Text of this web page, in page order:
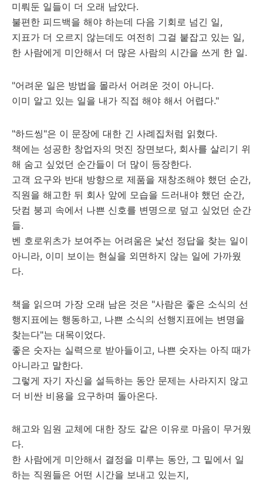
미뤄둔 일들이 더 오래 남았다.
불편한 피드백을 해야 하는데 다음 기회로 넘긴 일,
지표가 더 오르지 않는데도 여전히 그걸 붙잡고 있는 일,
한 사람에게 미안해서 더 많은 사람의 시간을 쓰게 한 일.
"어려운 일은 방법을 몰라서 어려운 것이 아니다.
이미 알고 있는 일을 내가 직접 해야 해서 어렵다."
"하드씽"은 이 문장에 대한 긴 사례집처럼 읽혔다.
책에는 성공한 창업자의 멋진 장면보다, 회사를 살리기 위
해 숨고 싶었던 순간들이 더 많이 등장한다.
고객 요구와 반대 방향으로 제품을 재창조해야 했던 순간,
직원을 해고한 뒤 회사 앞에 모습을 드러내야 했던 순간,
닷컴 붕괴 속에서 나쁜 신호를 변명으로 덮고 싶었던 순간
들.
벤 호로위츠가 보여주는 어려움은 낯선 정답을 찾는 일이
아니라, 이미 보이는 현실을 외면하지 않는 일에 가까웠
다.
책을 읽으며 가장 오래 남은 것은 "사람은 좋은 소식의 선
행지표에는 행동하고, 나쁜 소식의 선행지표에는 변명을
찾는다"는 대목이었다.
좋은 숫자는 실력으로 받아들이고, 나쁜 숫자는 아직 때가
아니라고 말한다.
그렇게 자기 자신을 설득하는 동안 문제는 사라지지 않고
더 비싼 비용을 요구하며 돌아온다.
해고와 임원 교체에 대한 장도 같은 이유로 마음이 무거웠
다.
한 사람에게 미안해서 결정을 미루는 동안, 그 밑에서 일
하는 직원들은 어떤 시간을 보내고 있는지,